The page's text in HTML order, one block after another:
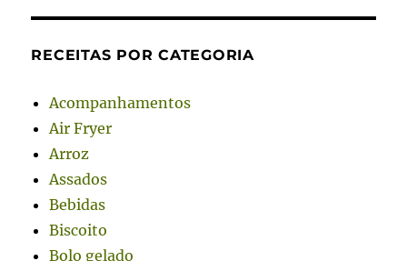
RECEITAS POR CATEGORIA
Acompanhamentos
Air Fryer
Arroz
Assados
Bebidas
Biscoito
Bolo gelado